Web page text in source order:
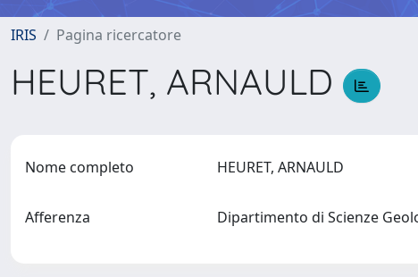
IRIS Pagina ricercatore
HEURET, ARNAULD
Nome completo HEURET, ARNAULD
Afferenza Dipartimento di Scienze